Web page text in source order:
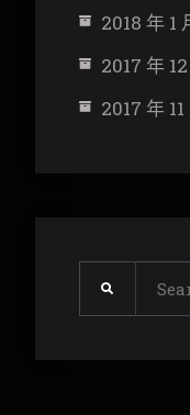
2018 年 1
2017 年
2017 年 11